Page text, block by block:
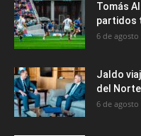
Tomás
partidos
6 de agosto
Jaldo
del
6 de agosto